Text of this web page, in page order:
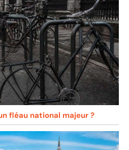
fléau national majeur ?